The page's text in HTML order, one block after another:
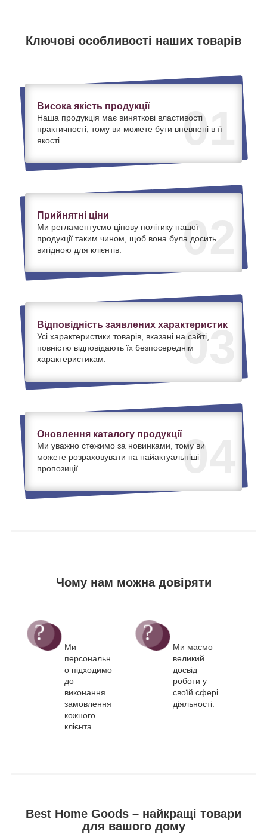
Ключові особливості наших товарів
01
Висока якість продукції
Наша продукція має виняткові властивості
практичності, тому ви можете бути впевнені в її
якості.
02
Прийнятні ціни
Ми регламентуємо цінову політику нашої
продукції таким чином, щоб вона була досить
вигідною для клієнтів.
03
Відповідність заявлених характеристик
Усі характеристики товарів, вказані на сайті,
повністю відповідають їх безпосереднім
характеристикам.
04
Оновлення каталогу продукції
Ми уважно стежимо за новинками, тому ви
можете розраховувати на найактуальніші
пропозиції.
Чому нам можна довіряти
Ми
персональн
о підходимо
до
виконання
замовлення
кожного
клієнта.
Ми маємо
великий
досвід
роботи у
своїй сфері
діяльності.
Best Home Goods – найкращі товари
для вашого дому